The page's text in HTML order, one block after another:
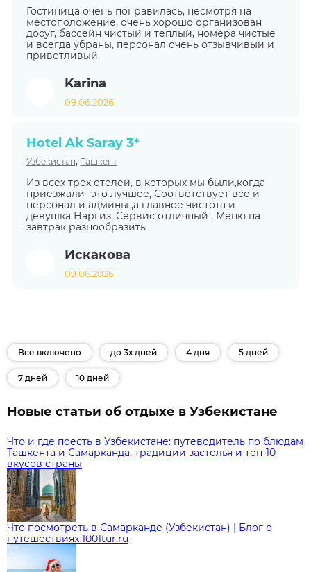
Гостиница очень понравилась, несмотря на
местоположение, очень хорошо организован
досуг, бассейн чистый и теплый, номера чистые
и всегда убраны, персонал очень отзывчивый и
приветливый.
Karina
09.06.2026
Hotel Ak Saray 3*
Узбекистан, Ташкент
Из всех трех отелей, в которых мы были,когда
приезжали- это лучшее, Соответствует все и
персонал и админы ,а главное чистота и
девушка Наргиз. Сервис отличный . Меню на
завтрак разнообразить
Искакова
09.06.2026
Все включено до 3х дней 4 дня 5 дней
7 дней 10 дней
Новые статьи об отдыхе в Узбекистане
Что и где поесть в Узбекистане: путеводитель по блюдам
Ташкента и Самарканда, традиции застолья и топ‑10
вкусов страны
Что посмотреть в Самарканде (Узбекистан) | Блог о
путешествиях 1001tur.ru